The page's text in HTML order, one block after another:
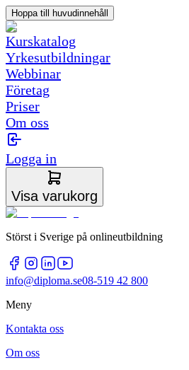
Hoppa till huvudinnehåll
Kurskatalog
Yrkesutbildningar
Webbinar
Företag
Priser
Om oss
Logga in
Visa varukorg
Störst i Sverige på onlineutbildning
info@diploma.se08-519 42 800
Meny
Kontakta oss
Om oss